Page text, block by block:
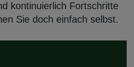
kontinuierlich Fortschritte
Sie doch einfach selbst.